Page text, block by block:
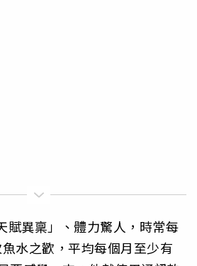
賦異稟」、體力驚人，時常每
水之歡，平均每個月至少有